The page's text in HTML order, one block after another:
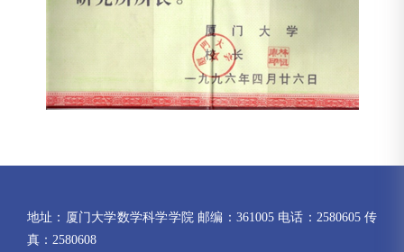
地址：厦门大学数学科学学院 邮编：361005 电话：2580605 传
真：2580608